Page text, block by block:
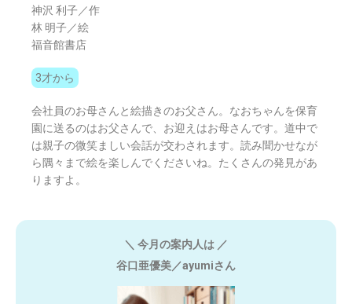
神沢 利子／作
林 明子／絵
福音館書店
3才から
会社員のお母さんと絵描きのお父さん。なおちゃんを保育
園に送るのはお父さんで、お迎えはお母さんです。道中で
は親子の微笑ましい会話が交わされます。読み聞かせなが
ら隅々まで絵を楽しんでくださいね。たくさんの発見があ
りますよ。
＼ 今月の案内人は ／
谷口亜優美／ayumiさん